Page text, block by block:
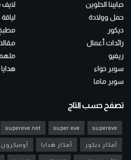
حبايبنا الحلوين
حمل وولادة
ديكور
رائدات أعمال
ريفيو
سوبر حواء
سوبر ماما
هدايا
تصفح حسب التاج
supereve
super eve
supereve.net
أفكار ديكور أفكار هدايا أوميكرون